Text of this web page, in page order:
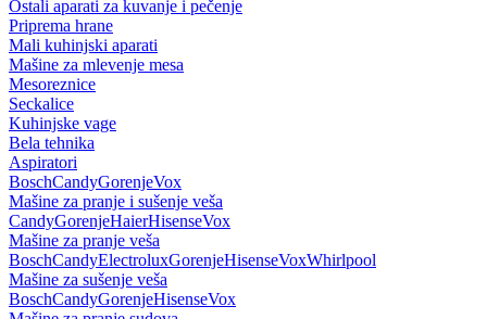
Ostali aparati za kuvanje i pečenje
Priprema hrane
Mali kuhinjski aparati
Mašine za mlevenje mesa
Mesoreznice
Seckalice
Kuhinjske vage
Bela tehnika
Aspiratori
BoschCandyGorenjeVox
Mašine za pranje i sušenje veša
CandyGorenjeHaierHisenseVox
Mašine za pranje veša
BoschCandyElectroluxGorenjeHisenseVoxWhirlpool
Mašine za sušenje veša
BoschCandyGorenjeHisenseVox